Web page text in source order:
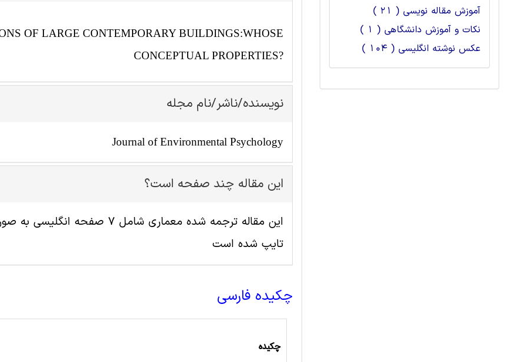
OF LARGE CONTEMPORARY BUILDINGS:WHOSE
CONCEPTUAL PROPERTIES?
نویسنده/ناشر/نام مجله
Journal of Environmental Psychology
این مقاله چند صفحه است؟
تایپ شده است
چکیده فارسی
چکیده
آموزش مقاله نویسی ( 21 )
نکات و آموزش دانشگاهی ( 1 )
عکس نوشته انگلیسی ( 104 )